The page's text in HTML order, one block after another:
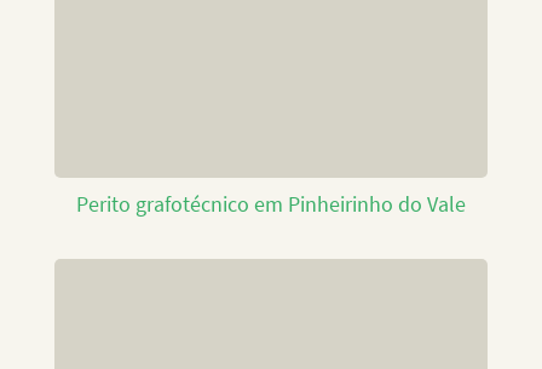
Perito grafotécnico em Pinheirinho do Vale